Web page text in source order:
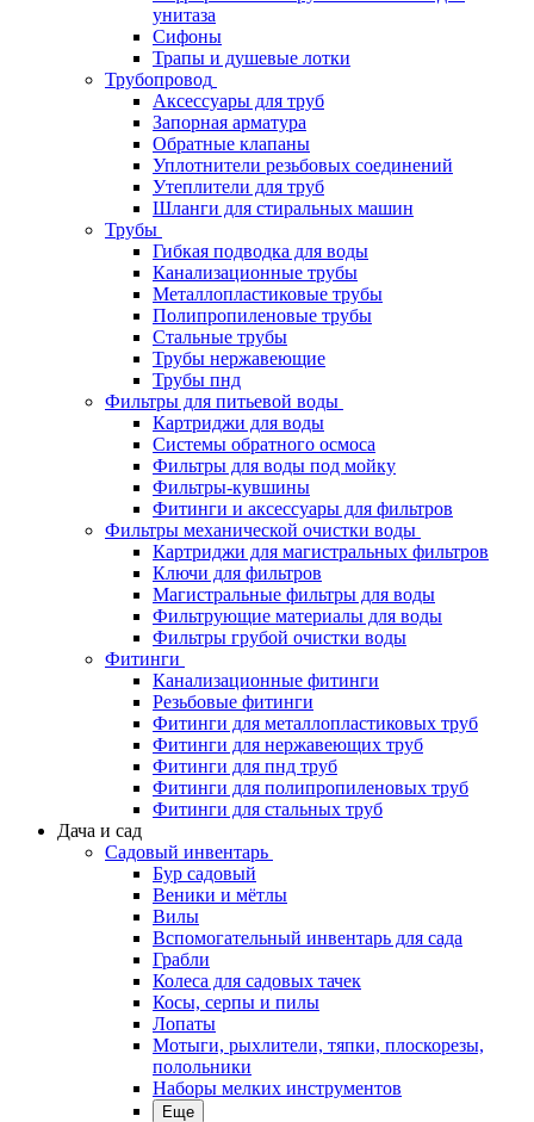
унитаза
Сифоны
Трапы и душевые лотки
Трубопровод
Аксессуары для труб
Запорная арматура
Обратные клапаны
Уплотнители резьбовых соединений
Утеплители для труб
Шланги для стиральных машин
Трубы
Гибкая подводка для воды
Канализационные трубы
Металлопластиковые трубы
Полипропиленовые трубы
Стальные трубы
Трубы нержавеющие
Трубы пнд
Фильтры для питьевой воды
Картриджи для воды
Системы обратного осмоса
Фильтры для воды под мойку
Фильтры-кувшины
Фитинги и аксессуары для фильтров
Фильтры механической очистки воды
Картриджи для магистральных фильтров
Ключи для фильтров
Магистральные фильтры для воды
Фильтрующие материалы для воды
Фильтры грубой очистки воды
Фитинги
Канализационные фитинги
Резьбовые фитинги
Фитинги для металлопластиковых труб
Фитинги для нержавеющих труб
Фитинги для пнд труб
Фитинги для полипропиленовых труб
Фитинги для стальных труб
Дача и сад
Садовый инвентарь
Бур садовый
Веники и мётлы
Вилы
Вспомогательный инвентарь для сада
Грабли
Колеса для садовых тачек
Косы, серпы и пилы
Лопаты
Мотыги, рыхлители, тяпки, плоскорезы,
полольники
Наборы мелких инструментов
Еще